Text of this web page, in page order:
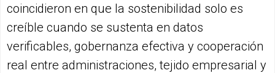
coincidieron en que la sostenibilidad solo es
creíble cuando se sustenta en datos
verificables, gobernanza efectiva y cooperación
real entre administraciones, tejido empresarial y